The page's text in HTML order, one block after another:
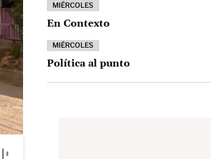
MIÉRCOLES
En Contexto
MIÉRCOLES
Política al punto